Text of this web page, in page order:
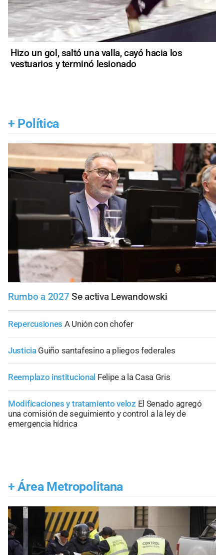
Hizo un gol, saltó una valla, cayó hacia los
vestuarios y terminó lesionado
+ Política
Rumbo a 2027 Se activa Lewandowski
Repercusiones A Unión con chofer
Justicia Guiño santafesino a pliegos federales
Reemplazo institucional Felipe a la Casa Gris
Modificaciones y tratamiento veloz El Senado agregó
una comisión de seguimiento y control a la ley de
emergencia hídrica
+ Área Metropolitana